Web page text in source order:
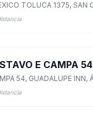
E CAMPA 54